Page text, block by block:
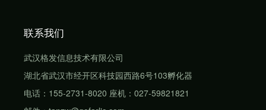
联系我们
武汉格发信息技术有限公司
湖北省武汉市经开区科技园西路6号103孵化器
电话：155-2731-8020 座机：027-59821821